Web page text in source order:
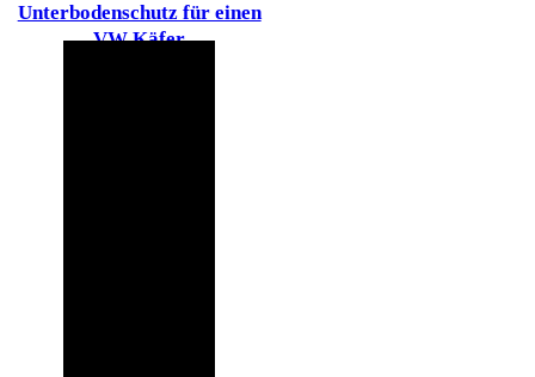
Unterbodenschutz für einen
VW Käfer